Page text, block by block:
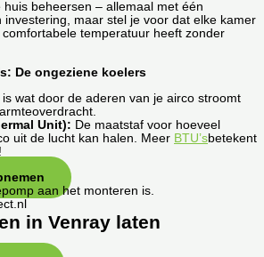
huis beheersen – allemaal met één
investering, maar stel je voor dat elke kamer
temperatuur heeft zonder
De ongeziene koelers
is wat door de aderen van je airco stroomt
Unit): De maatstaf voor hoeveel
uit de lucht kan halen. Meer BTU’sbetekent
in Venray laten